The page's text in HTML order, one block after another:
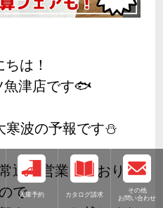
入庫予約 カタログ請求
その他
お問い合わせ
は！
魚津店です🐟
寒波の予報です⛄
通り営業しておりま
で